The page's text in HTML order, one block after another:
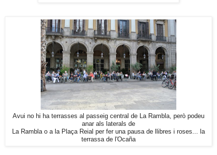
Avui no hi ha terrasses al passeig central de La Rambla, però podeu
anar als laterals de
La Rambla o a la Plaça Reial per fer una pausa de llibres i roses... la
terrassa de l'Ocaña